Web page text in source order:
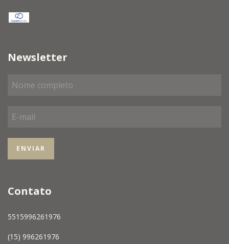
Newsletter
Contato
5515996261976
(15) 996261976